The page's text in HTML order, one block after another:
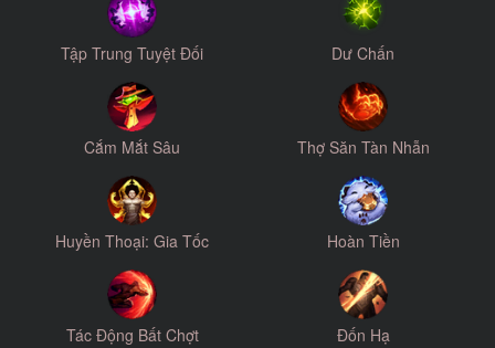
Tập Trung Tuyệt Đối Dư Chấn
Cắm Mắt Sâu Thợ Săn Tàn Nhẫn
Huyền Thoại: Gia Tốc Hoàn Tiền
Tác Động Bất Chợt Đốn Hạ